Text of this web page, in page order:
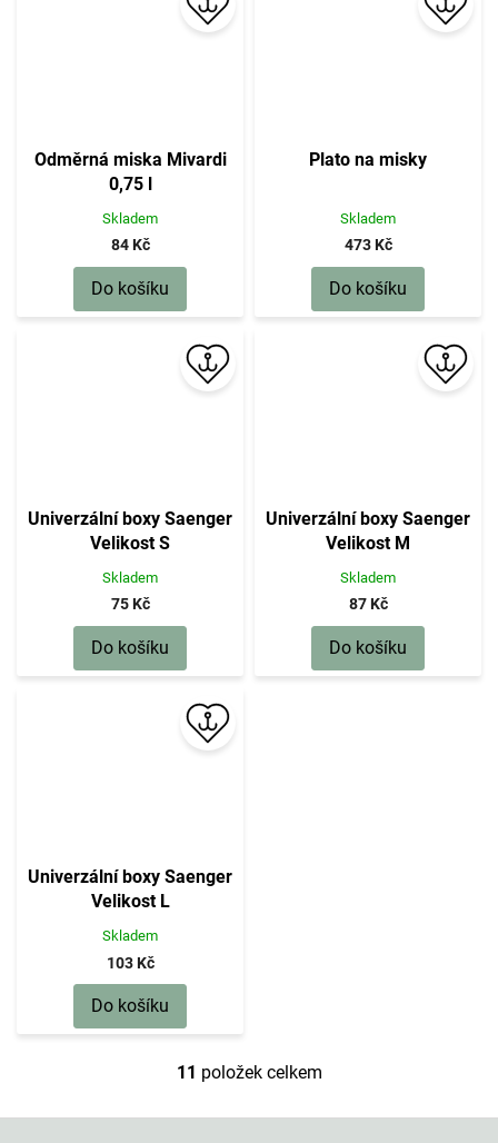
Odměrná miska Mivardi
0,75 l
Skladem
84 Kč
Do košíku
Plato na misky
Skladem
473 Kč
Do košíku
Univerzální boxy Saenger
Velikost S
Skladem
75 Kč
Do košíku
Univerzální boxy Saenger
Velikost M
Skladem
87 Kč
Do košíku
Univerzální boxy Saenger
Velikost L
Skladem
103 Kč
Do košíku
O
l
11 položek celkem